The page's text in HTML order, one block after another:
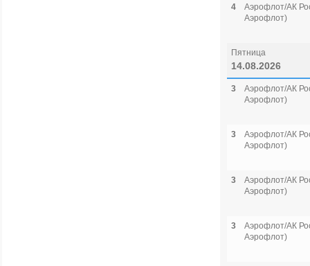
4
Аэрофлот/АК
Аэрофлот)
Пятница
14.08.2026
3
Аэрофлот/АК
Аэрофлот)
3
Аэрофлот/АК
Аэрофлот)
3
Аэрофлот/АК
Аэрофлот)
3
Аэрофлот/АК
Аэрофлот)